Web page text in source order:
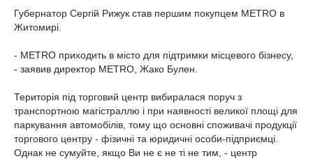
Губернатор Сергій Рижук став першим покупцем МETRO в
Житомирі.
- МETRO приходить в місто для підтримки місцевого бізнесу,
- заявив директор МETRO, Жако Булен.
Територія під торговий центр вибиралася поруч з
транспортною магістраллю і при наявності великої площі для
паркування автомобілів, тому що основні споживачі продукції
торгового центру - фізичні та юридичні особи-підприємці.
Однак не сумуйте, якщо Ви не є не ті не тим, - центр